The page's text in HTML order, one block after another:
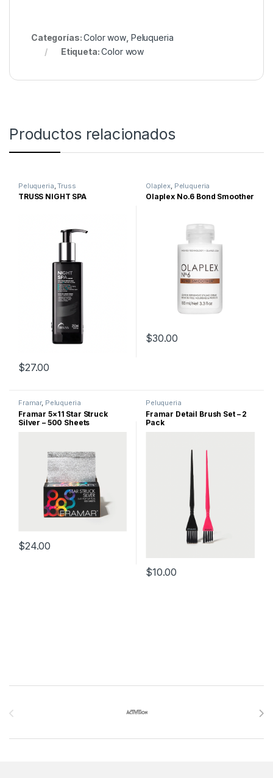
Categorías:Color wow Peluqueria
Etiqueta:Color wow
Productos relacionados
Peluqueria ,Truss
TRUSS NIGHT SPA
$27.00
Olaplex Peluqueria
Olaplex No.6 Bond Smoother
$30.00
Framar, Peluqueria
Framar 5×11 Star Struck
Silver – 500 Sheets
$24.00
Peluqueria
Framar Detail Brush Set – 2
Pack
$10.00